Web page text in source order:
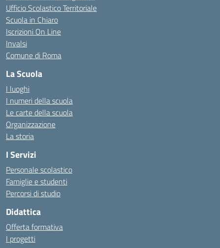
Ufficio Scolastico Territoriale
Scuola in Chiaro
Iscrizioni On Line
Invalsi
Comune di Roma
La Scuola
I luoghi
I numeri della scuola
Le carte della scuola
Organizzazione
La storia
I Servizi
Personale scolastico
Famiglie e studenti
Percorsi di studio
Didattica
Offerta formativa
I progetti